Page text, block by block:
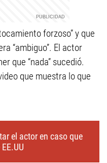
forzoso” y que
“ambiguo”. El actor
que “nada” sucedió.
que muestra lo que
el actor en caso que